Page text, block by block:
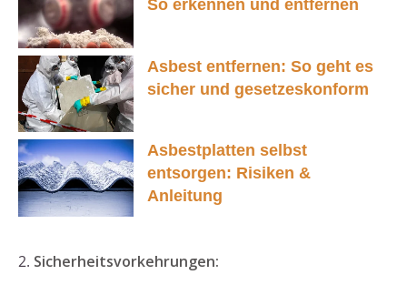
So erkennen und entfernen
Asbest entfernen: So geht es
sicher und gesetzeskonform
Asbestplatten selbst
entsorgen: Risiken &
Anleitung
2. Sicherheitsvorkehrungen: